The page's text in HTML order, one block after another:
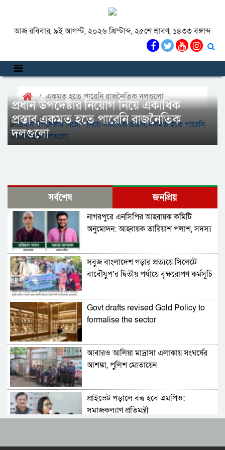
আজ রবিবার, ৯ই আগস্ট, ২০২৬ খ্রিস্টাব্দ, ২৫শে শ্রাবণ, ১৪৩৩ বঙ্গাব্দ
একমত হতে পারেনি রাজনৈতিক দলগুলো
প্রধান উপদেষ্টার নিয়োগ নিয়ে একাধিক
প্রস্তাব,একমত হতে পারেনি রাজনৈতিক
দলগুলো
সর্বশেষ জনপ্রিয়
নাগরপুরে এনসিপির আহ্বায়ক কমিটি
অনুমোদন: আহ্বায়ক তারিয়াশ পলাশ, সদস্য
সবুজ বাংলাদেশ গড়ার প্রত্যয়ে সিলেটে
বাবৌযুপ’র দ্বিতীয় পর্যায়ে বৃক্ষরোপণ কর্মসূচি
Govt drafts revised Gold Policy to
formalise the sector
আবারও আলিয়া মাদ্রাসা এলাকায় সংঘর্ষের
আশঙ্কা, পুলিশ মোতায়েন
প্রাইভেট পড়ালে বন্ধ হবে এমপিও:
সমাজকল্যাণ প্রতিমন্ত্রী
৫৪ রানে অলআউট হয়ে ইনিংস ব্যবধানে